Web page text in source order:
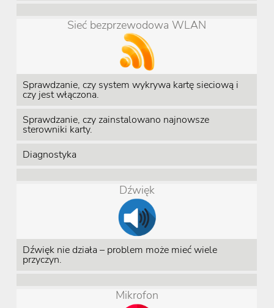
Sieć bezprzewodowa WLAN
Sprawdzanie, czy system wykrywa kartę sieciową i
czy jest włączona.
Sprawdzanie, czy zainstalowano najnowsze
sterowniki karty.
Diagnostyka
Dźwięk
Dźwięk nie działa – problem może mieć wiele
przyczyn.
Mikrofon